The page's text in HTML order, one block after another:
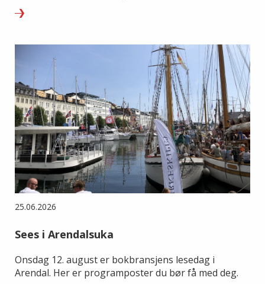
25.06.2026
Sees i Arendalsuka
Onsdag 12. august er bokbransjens lesedag i
Arendal. Her er programposter du bør få med deg.